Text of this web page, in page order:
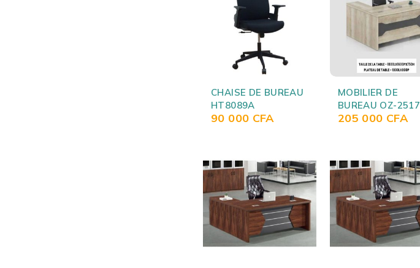
CHAISE DE BUREAU
HT8089A
90 000 CFA
MOBILIER DE
BUREAU OZ-
18
205 000 CFA